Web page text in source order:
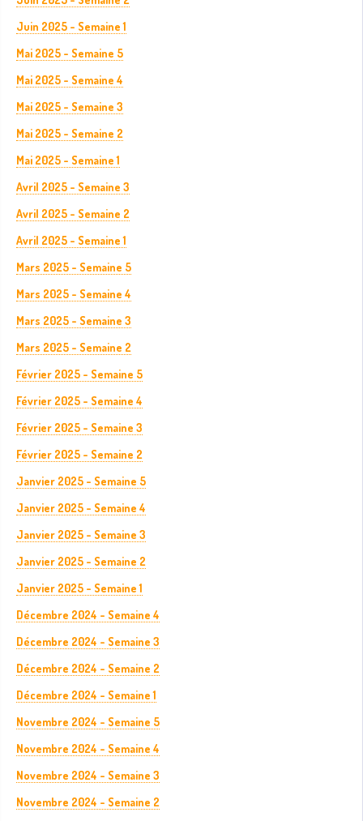
Juin 2025 - Semaine 1
Mai 2025 - Semaine 5
Mai 2025 - Semaine 4
Mai 2025 - Semaine 3
Mai 2025 - Semaine 2
Mai 2025 - Semaine 1
Avril 2025 - Semaine 3
Avril 2025 - Semaine 2
Avril 2025 - Semaine 1
Mars 2025 - Semaine 5
Mars 2025 - Semaine 4
Mars 2025 - Semaine 3
Mars 2025 - Semaine 2
Février 2025 - Semaine 5
Février 2025 - Semaine 4
Février 2025 - Semaine 3
Février 2025 - Semaine 2
Janvier 2025 - Semaine 5
Janvier 2025 - Semaine 4
Janvier 2025 - Semaine 3
Janvier 2025 - Semaine 2
Janvier 2025 - Semaine 1
Décembre 2024 - Semaine 4
Décembre 2024 - Semaine 3
Décembre 2024 - Semaine 2
Décembre 2024 - Semaine 1
Novembre 2024 - Semaine 5
Novembre 2024 - Semaine 4
Novembre 2024 - Semaine 3
Novembre 2024 - Semaine 2